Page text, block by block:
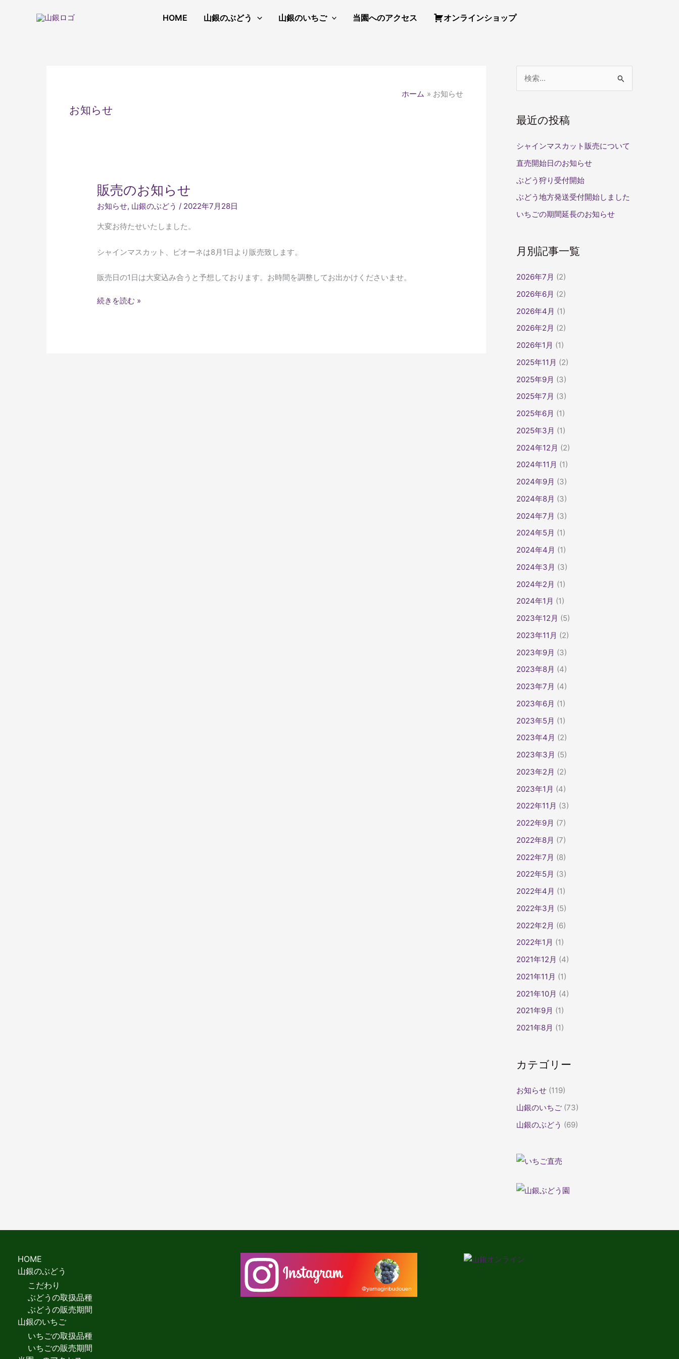
HOME 山銀のぶどう 山銀のいちご 当園へのアクセス オンラインショップ
ホーム お知らせ
お知らせ
販売のお知らせ
お知らせ, 山銀のぶどう / 2022年7月28日
大変お待たせいたしました。
シャインマスカット、ピオーネは8月1日より販売致します。
販売日の1日は大変込み合うと予想しております。お時間を調整してお出かけくださいませ。
販
売
の
お
ら
続きを読む »
象
最近の投稿
シャインマスカット販売について
直売開始日のお知らせ
ぶどう狩り受付開始
ぶどう地方発送受付開始しました
いちごの期間延長のお知らせ
月別記事一覧
2026年7月 (2)
2026年6月 (2)
2026年4月 (1)
2026年2月 (2)
2026年1月 (1)
2025年11月 (2)
2025年9月 (3)
2025年7月 (3)
2025年6月 (1)
2025年3月 (1)
2024年12月 (2)
2024年11月 (1)
2024年9月 (3)
2024年8月 (3)
2024年7月 (3)
2024年5月 (1)
2024年4月 (1)
2024年3月 (3)
2024年2月 (1)
2024年1月 (1)
2023年12月 (5)
2023年11月 (2)
2023年9月 (3)
2023年8月 (4)
2023年7月 (4)
2023年6月 (1)
2023年5月 (1)
2023年4月 (2)
2023年3月 (5)
2023年2月 (2)
2023年1月 (4)
2022年11月 (3)
2022年9月 (7)
2022年8月 (7)
2022年7月 (8)
2022年5月 (3)
2022年4月 (1)
2022年3月 (5)
2022年2月 (6)
2022年1月 (1)
2021年12月 (4)
2021年11月 (1)
2021年10月 (4)
2021年9月 (1)
2021年8月 (1)
カテゴリー
お知らせ (119)
山銀のいちご (73)
山銀のぶどう (69)
HOME
山銀のぶどう
こだわり
ぶどうの取扱品種
ぶどうの販売期間
山銀のいちご
いちごの取扱品種
いちごの販売期間